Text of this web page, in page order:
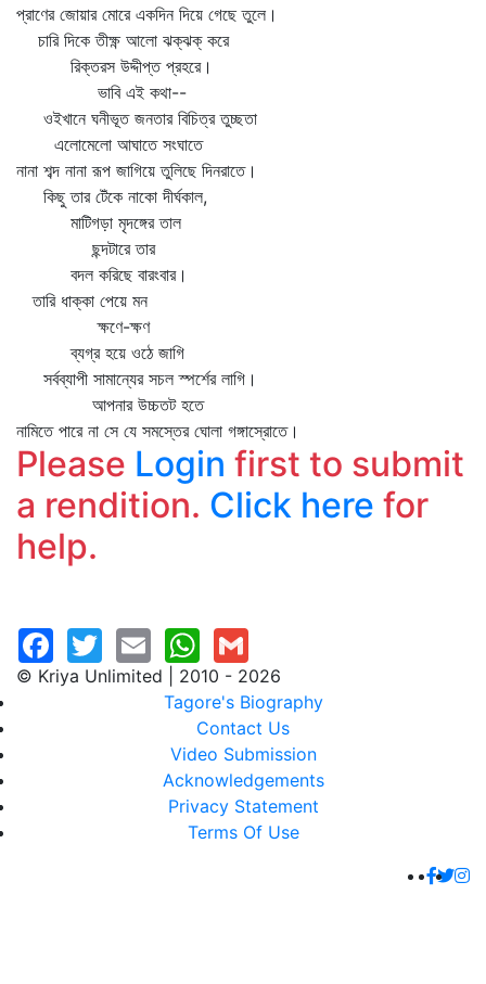
প্রাণের জোয়ার মোরে একদিন দিয়ে গেছে তুলে।
চারি দিকে তীক্ষ্ণ আলো ঝক্‌ঝক্‌ করে
রিক্তরস উদ্দীপ্ত প্রহরে।
ভাবি এই কথা--
ওইখানে ঘনীভূত জনতার বিচিত্র তুচ্ছতা
এলোমেলো আঘাতে সংঘাতে
নানা শব্দ নানা রূপ জাগিয়ে তুলিছে দিনরাতে।
কিছু তার টেঁকে নাকো দীর্ঘকাল,
মাটিগড়া মৃদঙ্গের তাল
ছন্দটারে তার
বদল করিছে বারংবার।
তারি ধাক্কা পেয়ে মন
ক্ষণে-ক্ষণ
ব্যগ্র হয়ে ওঠে জাগি
সর্বব্যাপী সামান্যের সচল স্পর্শের লাগি।
আপনার উচ্চতট হতে
নামিতে পারে না সে যে সমস্তের ঘোলা গঙ্গাস্রোতে।
Please Login first to submit
a rendition. Click here for
help.
© Kriya Unlimited | 2010 - 2026
Tagore's Biography
Contact Us
Video Submission
Acknowledgements
Privacy Statement
Terms Of Use